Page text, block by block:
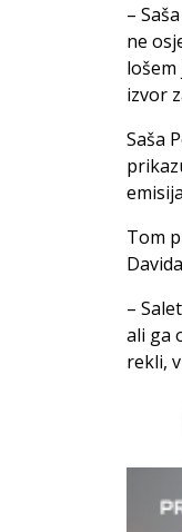
–
ne
izvor
Saša
Tom
–
ali ga
rekli,